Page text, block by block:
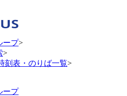
ープ>
>
刻表・のりば一覧>
ープ